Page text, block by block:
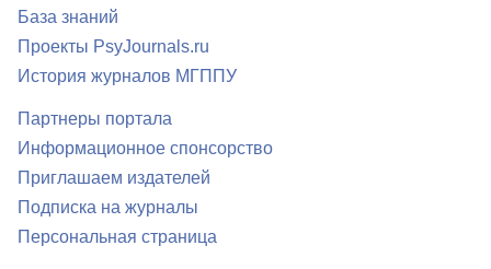
База знаний
Проекты PsyJournals.ru
История журналов МГППУ
Партнеры портала
Информационное спонсорство
Приглашаем издателей
Подписка на журналы
Персональная страница